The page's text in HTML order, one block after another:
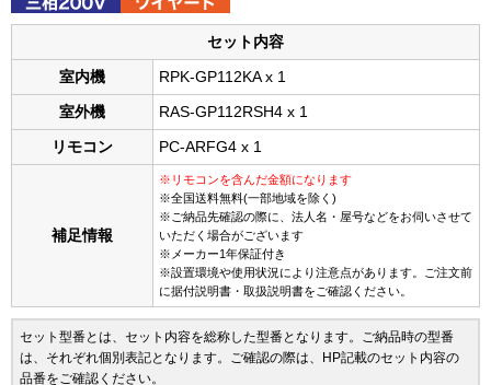
セット内容
室内機 RPK-GP112KA x 1
室外機 RAS-GP112RSH4 x 1
リモコン PC-ARFG4 x 1
補足情報
※リモコンを含んだ金額になります
※全国送料無料(一部地域を除く)
※ご納品先確認の際に、法人名・屋号などをお伺いさせて
いただく場合がございます
※メーカー1年保証付き
※設置環境や使用状況により注意点があります。ご注文前
に据付説明書・取扱説明書をご確認ください。
セット型番とは、セット内容を総称した型番となります。ご納品時の型番
は、それぞれ個別表記となります。ご確認の際は、HP記載のセット内容の
品番をご確認ください。